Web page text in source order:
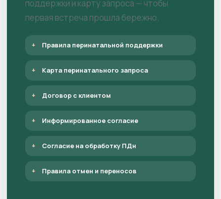
поддержки и карту запроса — чтобы
первая встреча прошла бережно.
Правила перинатальной поддержки
Карта перинатального запроса
Договор с клиентом
Информированное согласие
Согласие на обработку ПДн
Правила отмен и переносов